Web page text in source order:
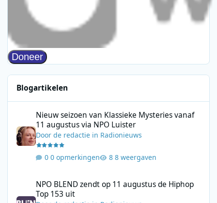
Blogartikelen
Nieuw seizoen van Klassieke Mysteries vanaf
11 augustus via NPO Luister
Doorde redactie in Radionieuws
0 opmerkingen 8 weergaven
NPO BLEND zendt op 11 augustus de Hiphop
Top 153 uit